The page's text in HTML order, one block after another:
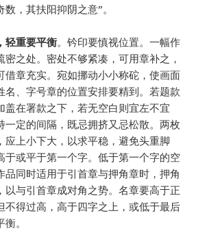
，其扶阳抑阴之意”。
轻重要平衡。钤印要慎视位置。一幅作
密之处。密处不够紧凑，可用章补之，
借章充实。宛如挪动小小称砣，使画面
名、字号章的位置安排要精到。若题款
盖在署款之下，若无空白则宜左不宜
一定的间隔，既忌拥挤又忌松散。两枚
应上小下大，以求平稳，避免头重脚
于或平于第一个字。低于第一个字的空
品同时适用于引首章与押角章时，押角
以与引首章成对角之势。名章要高于正
不得过高，高于四字之上，或低于最后
。